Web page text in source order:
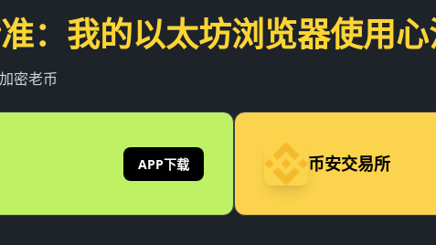
：我的以太坊浏览器使用
加密老币
APP下载 币安交易所